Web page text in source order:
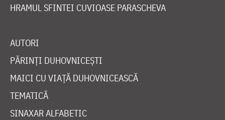
HRAMUL SFINTEI CUVIOASE PARASCHEVA
AUTORI
PĂRINȚI DUHOVNICEȘTI
MAICI CU VIAȚĂ DUHOVNICEASCĂ
TEMATICĂ
SINAXAR ALFABETIC